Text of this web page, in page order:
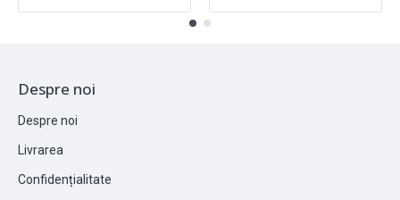
Despre noi
Despre noi
Livrarea
Confidențialitate